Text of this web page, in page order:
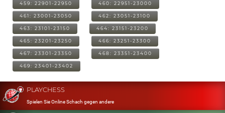
459: 22901-22950 460: 22951-23000
461: 23001-23050 462: 23051-23100
463: 23101-23150 464: 23151-23200
465: 23201-23250 466: 23251-23300
467: 23301-23350 468: 23351-23400
469: 23401-23402
PLAYCHESS
Spielen Sie Online Schach gegen andere